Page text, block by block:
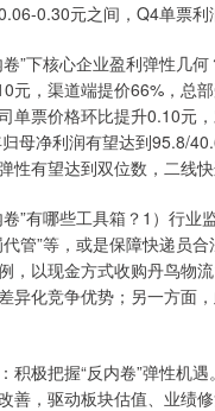
0.30元之间，Q4单票利
下核心企业盈利弹性几何
元，渠道端提价66%，总
单票价格环比提升0.10元
母净利润有望达到95.8/
性有望达到双位数，二线
有哪些工具箱？1）行业
管”等，或是保障快递员
，以现金方式收购丹鸟物
异化竞争优势；另一方面
极把握“反内卷”弹性机遇
善，驱动板块估值、业绩